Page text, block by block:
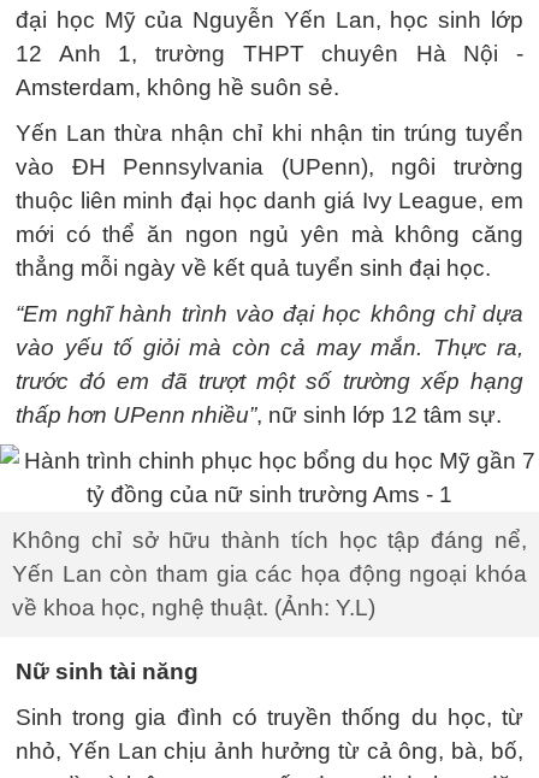
đại học Mỹ của Nguyễn Yến Lan, học sinh lớp
12 Anh 1, trường THPT chuyên Hà Nội -
Amsterdam, không hề suôn sẻ.
Yến Lan thừa nhận chỉ khi nhận tin trúng tuyển
vào ĐH Pennsylvania (UPenn), ngôi trường
thuộc liên minh đại học danh giá Ivy League, em
mới có thể ăn ngon ngủ yên mà không căng
thẳng mỗi ngày về kết quả tuyển sinh đại học.
“Em nghĩ hành trình vào đại học không chỉ dựa
vào yếu tố giỏi mà còn cả may mắn. Thực ra,
trước đó em đã trượt một số trường xếp hạng
thấp hơn UPenn nhiều”, nữ sinh lớp 12 tâm sự.
Không chỉ sở hữu thành tích học tập đáng nể,
Yến Lan còn tham gia các họa động ngoại khóa
về khoa học, nghệ thuật. (Ảnh: Y.L)
Nữ sinh tài năng
Sinh trong gia đình có truyền thống du học, từ
nhỏ, Yến Lan chịu ảnh hưởng từ cả ông, bà, bố,